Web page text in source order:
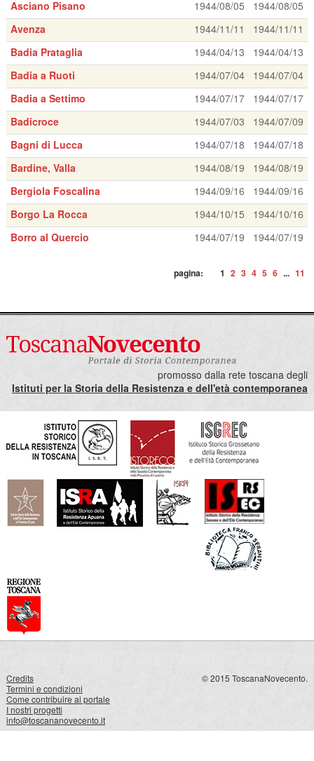
Asciano Pisano
1944/08/05
1944/08/05
Avenza
1944/11/11
1944/11/11
Badia Prataglia
1944/04/13
1944/04/13
Badia a Ruoti
1944/07/04
1944/07/04
Badia a Settimo
1944/07/17
1944/07/17
Badicroce
1944/07/03
1944/07/09
Bagni di Lucca
1944/07/18
1944/07/18
Bardine, Valla
1944/08/19
1944/08/19
Bergiola Foscalina
1944/09/16
1944/09/16
Borgo La Rocca
1944/10/15
1944/10/16
Borro al Quercio
1944/07/19 1944/07/19
pagina: 1 2 3 4 5 6 ... 11
promosso dalla rete toscana degli
Istituti per la Storia della Resistenza e dell'età contemporanea
Credits
Termini e condizioni
Come contribuire al portale
I nostri progetti
info@toscananovecento.it
© 2015 ToscanaNovecento.